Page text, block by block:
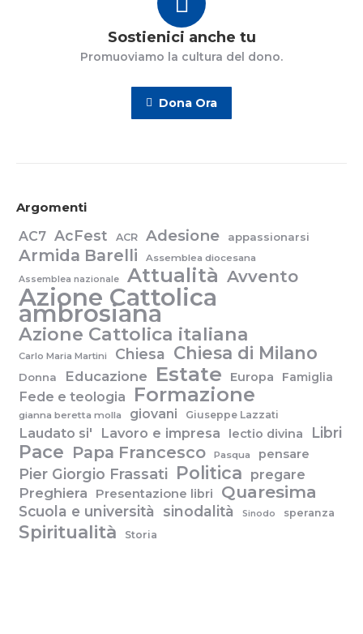
Sostienici anche tu
Promuoviamo la cultura del dono.
Dona Ora
Argomenti
AC7 AcFest ACR Adesione appassionarsi
Armida Barelli Assemblea diocesana
Assemblea nazionale Attualità Avvento
Azione Cattolica
ambrosiana
Azione Cattolica italiana
Carlo Maria Martini Chiesa Chiesa di Milano
Donna Educazione Estate Europa Famiglia
Fede e teologia Formazione
gianna beretta molla giovani Giuseppe Lazzati
Laudato si' Lavoro e impresa lectio divina Libri
Pace Papa Francesco Pasqua pensare
Pier Giorgio Frassati Politica pregare
Preghiera
Presentazione libri Quaresima
Scuola e università sinodalità Sinodo speranza
Spiritualità Storia